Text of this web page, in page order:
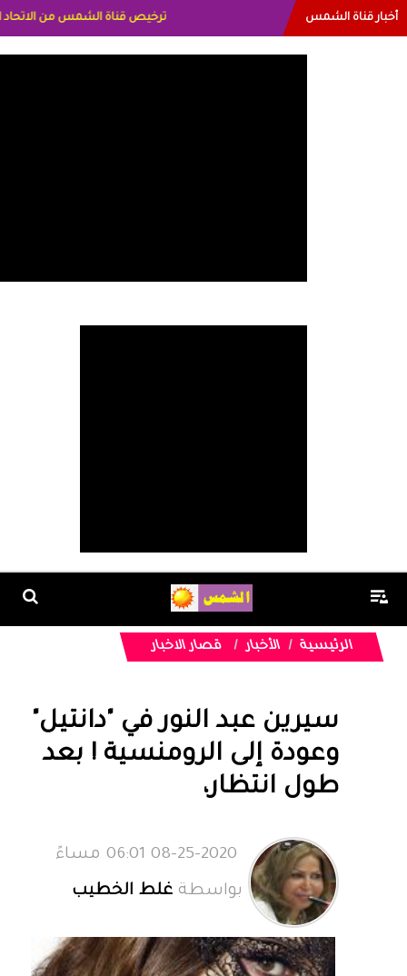
أخبار قناة الشمس
الرئيسية الأخبار قصار الاخبار
سيرين عبد النور في "دانتيل"
وعودة إلى الرومنسية ! بعد
طول انتظار،
بواسطة غلط الخطيب